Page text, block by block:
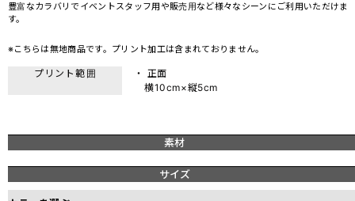
豊富なカラバリでイベントスタッフ用や販売用など様々なシーンにご利用いただけま
す。
※こちらは無地商品です。プリント加工は含まれておりません。
プリント範囲
・ 正面
横10cm×縦5cm
素材
サイズ